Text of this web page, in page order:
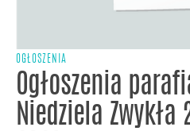
OGŁOSZENIA
Ogłoszenia
Niedziela Zwykła